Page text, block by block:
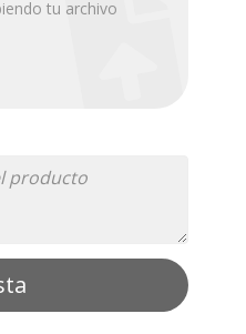
tu archivo